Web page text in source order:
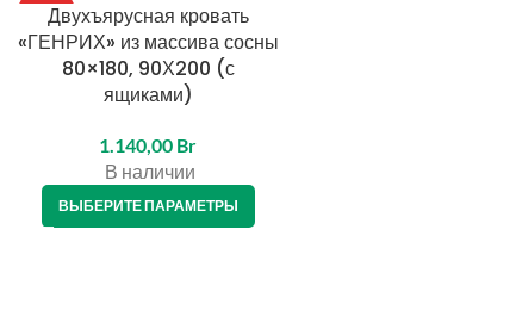
ТОП
Двухъярусная кровать
«ГЕНРИХ» из массива сосны
80×180, 90Х200 (с
ящиками)
1.140,00 Br
В наличии
ВЫБЕРИТЕ ПАРАМЕТРЫ